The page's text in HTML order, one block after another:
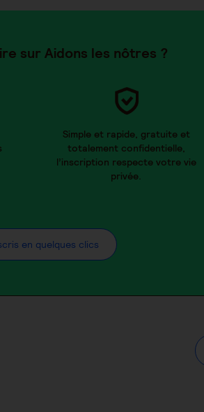
sur Aidons les nôtres ?
Simple et rapide, gratuite et
totalement confidentielle,
l’inscription respecte votre vie
privée.
en quelques clics